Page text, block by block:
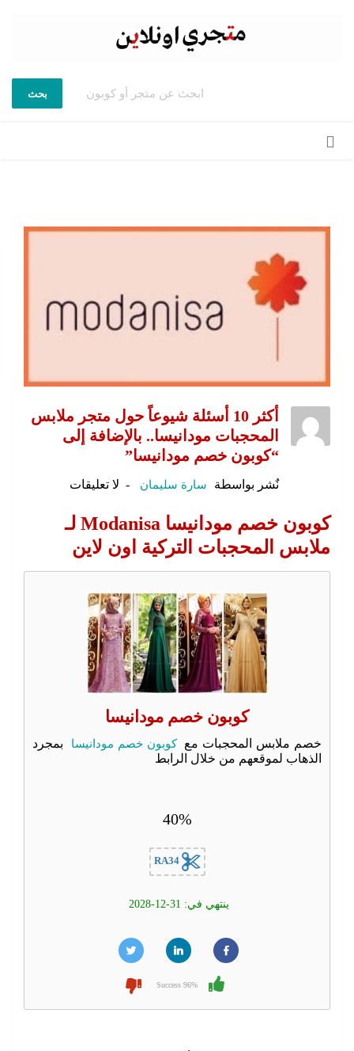
بحث
أكثر 10 أسئلة شيوعاً حول متجر ملابس
المحجبات مودانيسا.. بالإضافة إلى
“كوبون خصم مودانيسا”
نٌشر بواسطة سارة سليمان لا تعليقات
كوبون خصم مودانيسا Modanisa لـ
ملابس المحجبات التركية اون لاين
كوبون خصم مودانيسا
خصم ملابس المحجبات مع كوبون خصم مودانيسا
بمجرد
الذهاب لموقعهم من خلال الرابط
40%
RA34
ينتهي في: 31-12-2028
96% Success